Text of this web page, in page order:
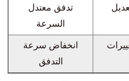
تدفق معتدل
السرعة
انخفاض سرعة
التدفق